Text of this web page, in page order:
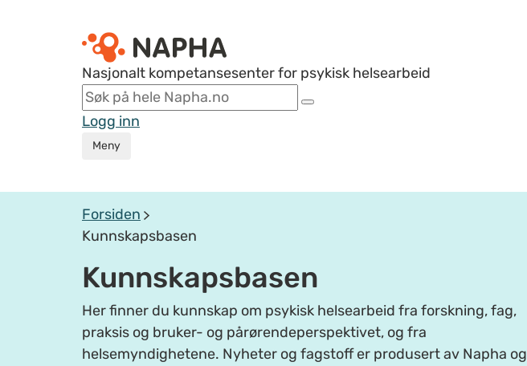
Nasjonalt kompetansesenter for psykisk helsearbeid
Logg inn
Meny
Forsiden
Kunnskapsbasen
Kunnskapsbasen
Her finner du kunnskap om psykisk helsearbeid fra forskning, fag,
praksis og bruker- og pårørendeperspektivet, og fra
helsemyndighetene. Nyheter og fagstoff er produsert av Napha og